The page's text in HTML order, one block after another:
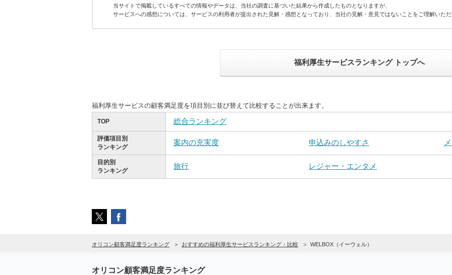
当サイトで掲載しているすべての情報やデータは、当社の調査に基づいた結果から作成したものとなりますが、
サービスへの感想については、サービスの利用者が提出された見解・感想となっており、当社の見解・意見ではないことをご理解いただ
福利厚生サービスランキング トップへ
福利厚生サービスの顧客満足度を項目別に並び替えて比較することが出来ます。
TOP 総合ランキング
評価項目別
ランキング
案内の充実度 申込みのしやすさ
目的別
ランキング
旅行 レジャー・エンタメ
オリコン顧客満足度ランキング おすすめの福利厚生サービスランキング・比較 WELBOX（イーウェル）
オリコン顧客満足度ランキング